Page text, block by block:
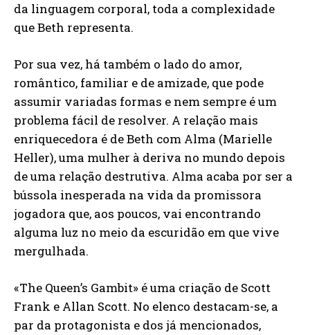
da linguagem corporal, toda a complexidade
que Beth representa.
Por sua vez, há também o lado do amor,
romântico, familiar e de amizade, que pode
assumir variadas formas e nem sempre é um
problema fácil de resolver. A relação mais
enriquecedora é de Beth com Alma (Marielle
Heller), uma mulher à deriva no mundo depois
de uma relação destrutiva. Alma acaba por ser a
bússola inesperada na vida da promissora
jogadora que, aos poucos, vai encontrando
alguma luz no meio da escuridão em que vive
mergulhada.
«The Queen’s Gambit» é uma criação de Scott
Frank e Allan Scott. No elenco destacam-se, a
par da protagonista e dos já mencionados,